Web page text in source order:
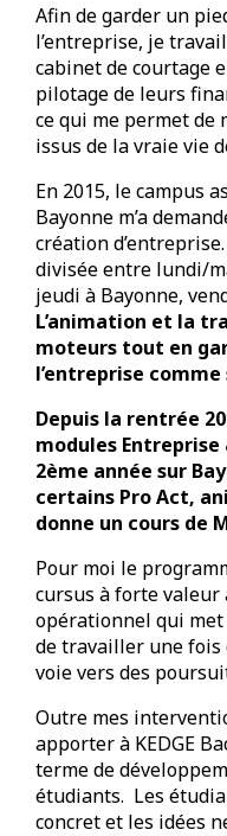
Afin de garder un
l’entreprise, je
cabinet de courtage
pilotage de leurs
ce qui me permet de
issus de la vraie vie
En 2015, le campus
Bayonne m’a
création
divisée entre lundi/
jeudi à Bayonne,
L’animation et la
moteurs tout en
l’entreprise
Depuis la rentrée
modules Entreprise
2ème année sur
certains Pro Act,
donne un cours de
Pour moi le
cursus à forte
opérationnel qui
de travailler une fois
voie vers des
Outre mes
apporter à KEDGE
terme de
étudiants. Les
concret et les idées